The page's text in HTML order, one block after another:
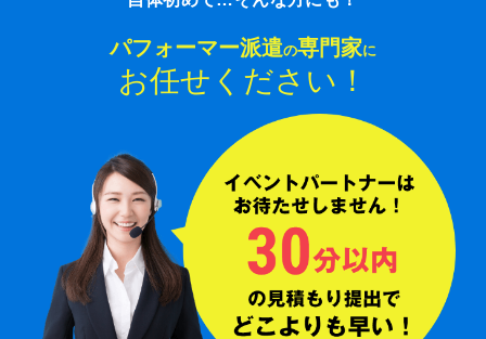
パフォーマー派遣の専門家に
お任せください！